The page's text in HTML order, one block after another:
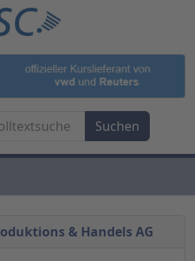
& Handels AG